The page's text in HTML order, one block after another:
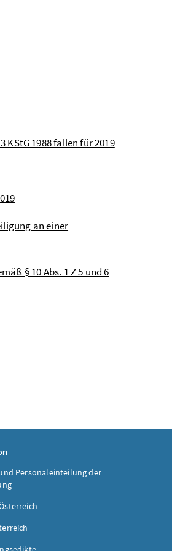
1988 fallen für 2019
an einer
§ 10 Abs. 1 Z 5 und 6
Personaleinteilung der